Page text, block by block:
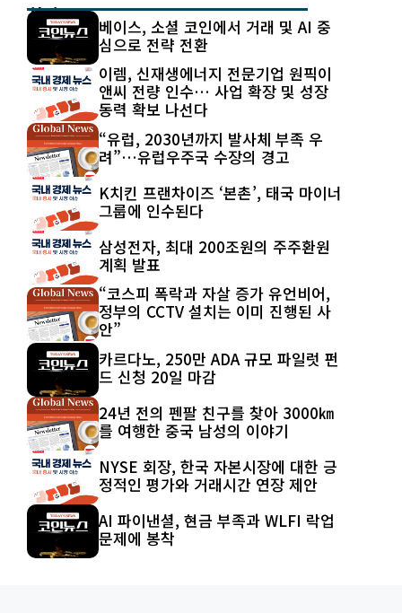
최신 글
베이스, 소셜 코인에서 거래 및 AI 중
심으로 전략 전환
이렘, 신재생에너지 전문기업 원픽이
앤씨 전량 인수… 사업 확장 및 성장
동력 확보 나선다
“유럽, 2030년까지 발사체 부족 우
려”…유럽우주국 수장의 경고
K치킨 프랜차이즈 ‘본촌’, 태국 마이너
그룹에 인수된다
삼성전자, 최대 200조원의 주주환원
계획 발표
“코스피 폭락과 자살 증가 유언비어,
정부의 CCTV 설치는 이미 진행된 사
안”
카르다노, 250만 ADA 규모 파일럿 펀
드 신청 20일 마감
24년 전의 펜팔 친구를 찾아 3000㎞
를 여행한 중국 남성의 이야기
NYSE 회장, 한국 자본시장에 대한 긍
정적인 평가와 거래시간 연장 제안
AI 파이낸셜, 현금 부족과 WLFI 락업
문제에 봉착